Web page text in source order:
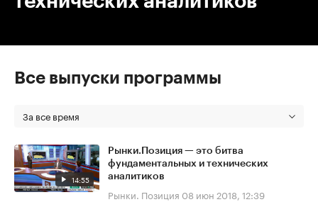
Все выпуски программы
За все время
14:55
Рынки.Позиция — это битва
фундаментальных и технических
аналитиков
Рынки. Позиция 08 июн 2018, 12:39